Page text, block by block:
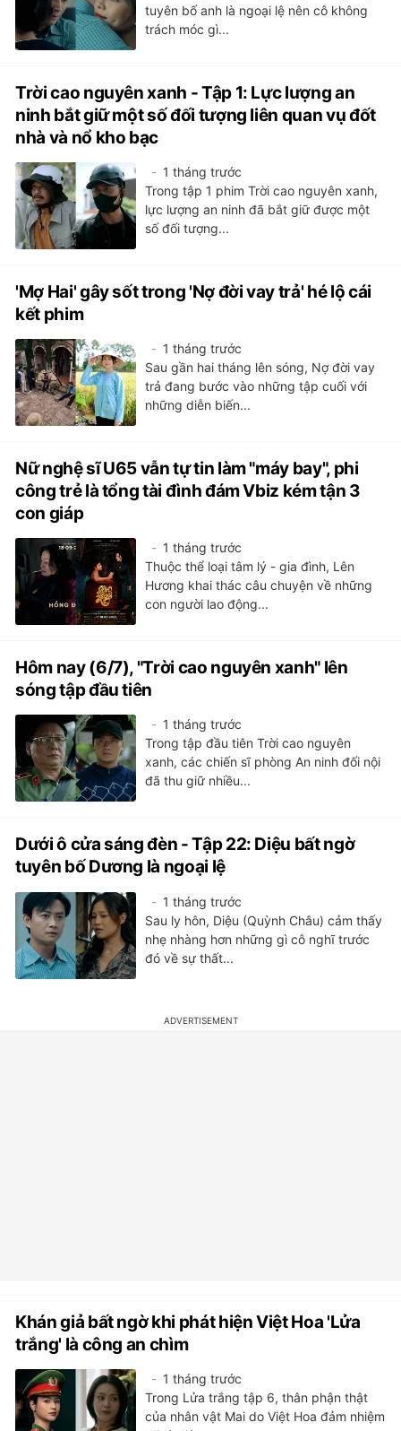
tuyên bố anh là ngoại lệ nên cô không
trách móc gì...
Trời cao nguyên xanh - Tập 1: Lực lượng an
ninh bắt giữ một số đối tượng liên quan vụ đốt
nhà và nổ kho bạc
1 tháng trước
Trong tập 1 phim Trời cao nguyên xanh,
lực lượng an ninh đã bắt giữ được một
số đối tượng...
'Mợ Hai' gây sốt trong 'Nợ đời vay trả' hé lộ cái
kết phim
1 tháng trước
Sau gần hai tháng lên sóng, Nợ đời vay
trả đang bước vào những tập cuối với
những diễn biến...
Nữ nghệ sĩ U65 vẫn tự tin làm "máy bay", phi
công trẻ là tổng tài đình đám Vbiz kém tận 3
con giáp
1 tháng trước
Thuộc thể loại tâm lý - gia đình, Lên
Hương khai thác câu chuyện về những
con người lao động...
Hôm nay (6/7), "Trời cao nguyên xanh" lên
sóng tập đầu tiên
1 tháng trước
Trong tập đầu tiên Trời cao nguyên
xanh, các chiến sĩ phòng An ninh đối nội
đã thu giữ nhiều...
Dưới ô cửa sáng đèn - Tập 22: Diệu bất ngờ
tuyên bố Dương là ngoại lệ
1 tháng trước
Sau ly hôn, Diệu (Quỳnh Châu) cảm thấy
nhẹ nhàng hơn những gì cô nghĩ trước
đó về sự thất...
Khán giả bất ngờ khi phát hiện Việt Hoa 'Lửa
trắng' là công an chìm
1 tháng trước
Trong Lửa trắng tập 6, thân phận thật
của nhân vật Mai do Việt Hoa đảm nhiệm